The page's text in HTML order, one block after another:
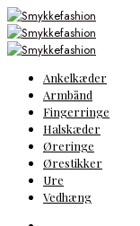
Ankelkæder
Armbånd
Fingerringe
Halskæder
Øreringe
Ørestikker
Ure
Vedhæng